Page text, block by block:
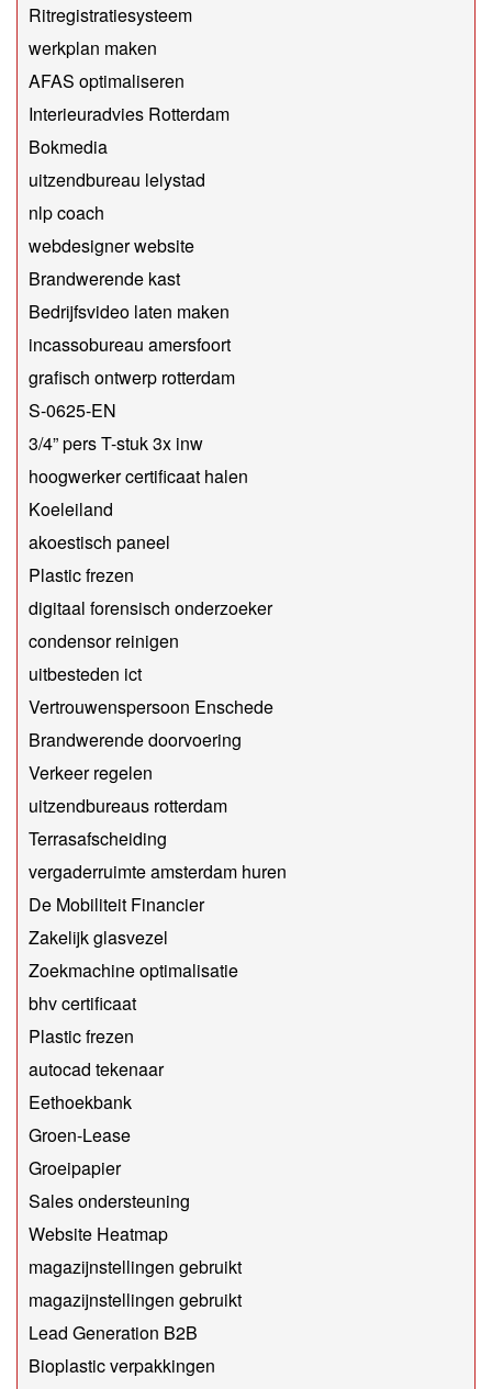
Ritregistratiesysteem
werkplan maken
AFAS optimaliseren
Interieuradvies Rotterdam
Bokmedia
uitzendbureau lelystad
​nlp coach
webdesigner website
Brandwerende kast
Bedrijfsvideo laten maken
incassobureau amersfoort
grafisch ontwerp rotterdam
S-0625-EN
3/4” pers T-stuk 3x inw
hoogwerker certificaat halen
Koeleiland
akoestisch paneel
Plastic frezen
digitaal forensisch onderzoeker
condensor reinigen
uitbesteden ict
Vertrouwenspersoon Enschede
Brandwerende doorvoering
Verkeer regelen
uitzendbureaus rotterdam
Terrasafscheiding
vergaderruimte amsterdam huren
De Mobiliteit Financier
Zakelijk glasvezel
Zoekmachine optimalisatie
bhv certificaat
Plastic frezen
autocad tekenaar
Eethoekbank
Groen-Lease
Groeipapier
Sales ondersteuning
Website Heatmap
magazijnstellingen gebruikt
magazijnstellingen gebruikt
Lead Generation B2B
Bioplastic verpakkingen